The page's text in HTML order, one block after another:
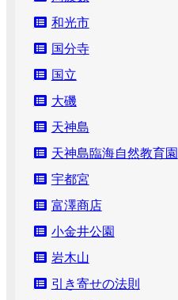
和光市
国分寺
国立
大磯
天神島
天神島臨海自然教育園
宇都宮
富澤商店
小金井公園
岩木山
引き寄せの法則